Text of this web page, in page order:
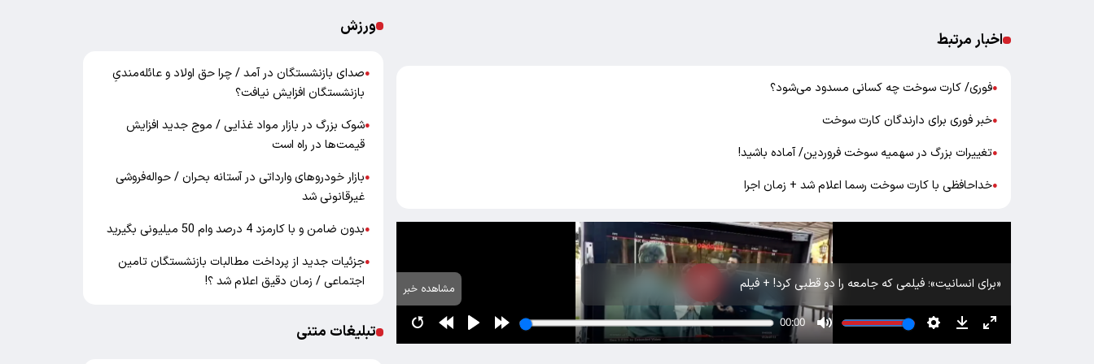
اخبار مرتبط
●فوری/ کارت سوخت چه کسانی مسدود می‌شود؟
●خبر فوری برای دارندگان کارت سوخت
●تغییرات بزرگ در سهمیه سوخت فروردین/ آماده باشید!
●خداحافظی با کارت سوخت رسما اعلام شد + زمان اجرا
«برای انسانیت»؛ فیلمی که جامعه را دو قطبی کرد! + فیلم مشاهده خبر
ورزش
●صدای بازنشستگان در آمد / چرا حق اولاد و عائله‌مندیِ
بازنشستگان افزایش نیافت؟
●شوک بزرگ در بازار مواد غذایی / موج جدید افزایش
قیمت‌ها در راه است
●بازار خودرو‌های وارداتی در آستانه بحران / حواله‌فروشی
غیرقانونی شد
●بدون ضامن و با کارمزد 4 درصد وام 50 میلیونی بگیرید
●جزئیات جدید از پرداخت مطالبات بازنشستگان تامین
اجتماعی / زمان دقیق اعلام شد ؟!
تبلیغات متنی